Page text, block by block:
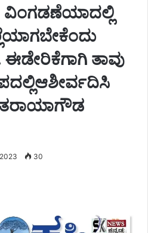
ವಿಂಗಡಣೆಯಾದಲ್ಲಿ
ಈಡೇರಿಕೆಗಾಗಿ ತಾವು
30